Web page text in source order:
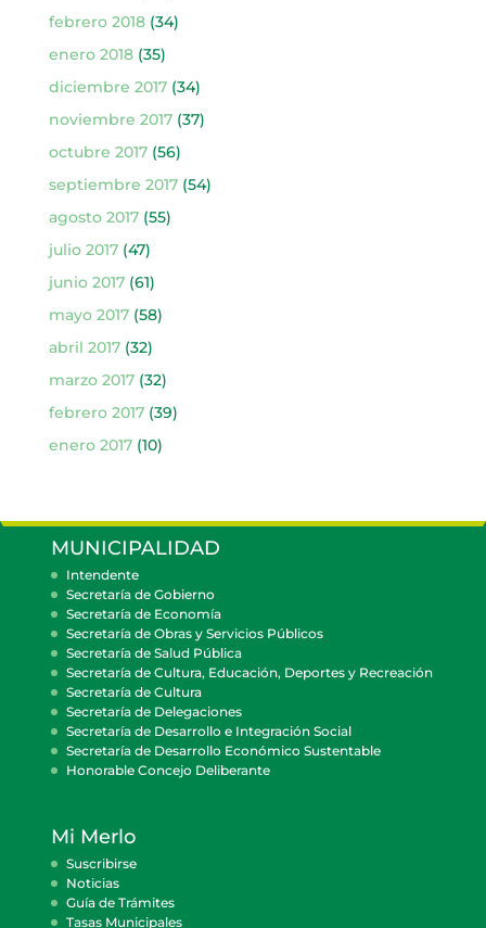
febrero 2018(34)
enero 2018(35)
diciembre 2017(34)
noviembre 2017(37)
octubre 2017(56)
septiembre 2017(54)
agosto 2017(55)
julio 2017(47)
junio 2017(61)
mayo 2017(58)
abril 2017(32)
marzo 2017(32)
febrero 2017(39)
enero 2017(10)
MUNICIPALIDAD
Intendente
Secretaría de Gobierno
Secretaría de Economía
Secretaría de Obras y Servicios Públicos
Secretaría de Salud Pública
Secretaría de Cultura, Educación, Deportes y Recreación
Secretaría de Cultura
Secretaría de Delegaciones
Secretaría de Desarrollo e Integración Social
Secretaría de Desarrollo Económico Sustentable
Honorable Concejo Deliberante
Mi Merlo
Suscribirse
Noticias
Guía de Trámites
Tasas Municipales